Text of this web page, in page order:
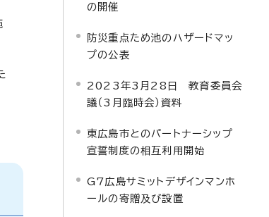
の開催
防災重点ため池のハザードマッ
プの公表
2023年3月28日 教育委員会
議（3月臨時会）資料
東広島市とのパートナーシップ
宣誓制度の相互利用開始
G7広島サミットデザインマンホ
ールの寄贈及び設置